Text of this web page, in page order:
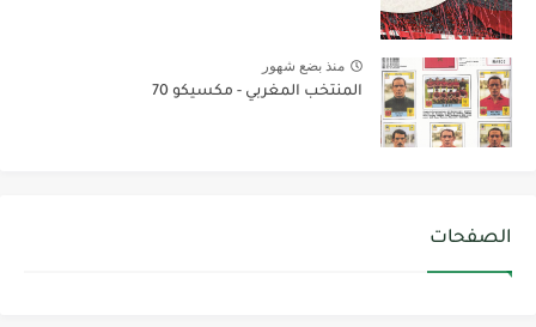
منذ بضع شهور
المنتخب المغربي - مكسيكو 70
الصفحات